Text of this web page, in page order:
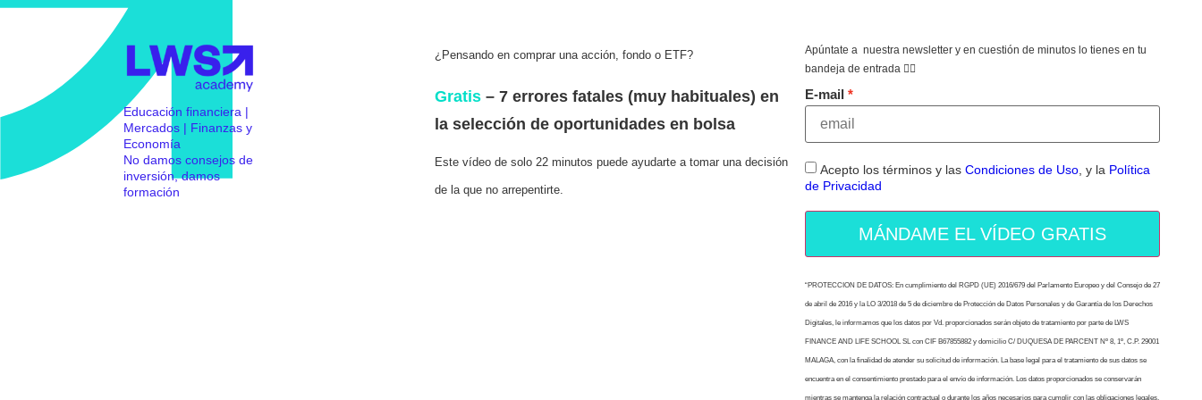
Educación financiera |
Mercados | Finanzas y
Economía
No damos consejos de
inversión, damos
formación
¿Pensando en comprar una acción, fondo o ETF?
Gratis– 7 errores fatales (muy habituales) en
la selección de oportunidades en bolsa
Este vídeo de solo 22 minutos puede ayudarte a tomar una decisión
de la que no arrepentirte.
Apúntate a nuestra newsletter y en cuestión de minutos lo tienes en tu
bandeja de entrada 👇🏻
E-mail
Acepto los términos y las Condiciones de Uso, y la Política
de Privacidad
MÁNDAME EL VÍDEO GRATIS
“PROTECCION DE DATOS: En cumplimiento del RGPD (UE) 2016/679 del Parlamento Europeo y del Consejo de 27
de abril de 2016 y la LO 3/2018 de 5 de diciembre de Protección de Datos Personales y de Garantía de los Derechos
Digitales, le informamos que los datos por Vd. proporcionados serán objeto de tratamiento por parte de LWS
FINANCE AND LIFE SCHOOL SL con CIF B67855882 y domicilio C/ DUQUESA DE PARCENT Nº 8, 1º, C.P. 29001
MALAGA, con la finalidad de atender su solicitud de información. La base legal para el tratamiento de sus datos se
encuentra en el consentimiento prestado para el envío de información. Los datos proporcionados se conservarán
mientras se mantenga la relación contractual o durante los años necesarios para cumplir con las obligaciones legales.